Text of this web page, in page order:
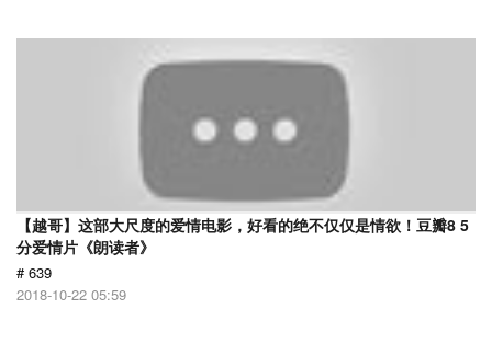
【越哥】这部大尺度的爱情电影，好看的绝不仅仅是情欲！豆瓣8 5
分爱情片《朗读者》
# 639
2018-10-22 05:59